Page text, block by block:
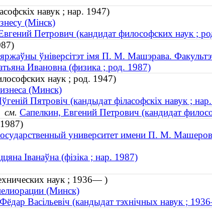
навук ; нар. 1947)
(Мінск)
Петрович (кандидат философских наук ;
ўніверсітэт імя П. М. Машэрава.
Ивановна (физика ; род. 1987)
наук ; род. 1947)
(Минск)
Пятровіч (кандыдат філасофскіх навук ;
см. Сапелкин, Евгений Петрович (кандидат
университет имени П. М.
Іванаўна (фізіка ; нар. 1987)
наук ; 1936— )
(Минск)
Васільевіч (кандыдат тэхнічных навук ;